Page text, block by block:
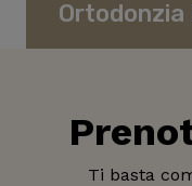
Ti basta